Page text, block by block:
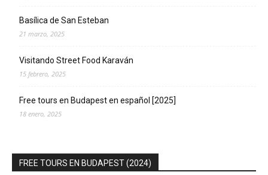
Basílica de San Esteban
21 marzo, 2025
Visitando Street Food Karaván
15 febrero, 2025
Free tours en Budapest en español [2025]
18 enero, 2025
FREE TOURS EN BUDAPEST (2024)